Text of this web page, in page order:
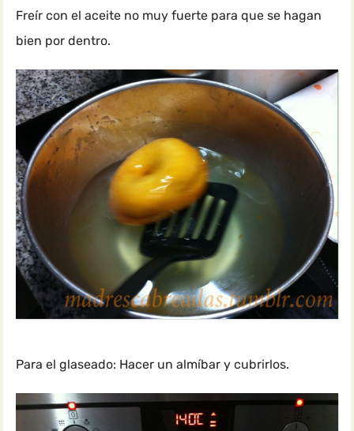
Freír con el aceite no muy fuerte para que se hagan
bien por dentro.
Para el glaseado: Hacer un almíbar y cubrirlos.